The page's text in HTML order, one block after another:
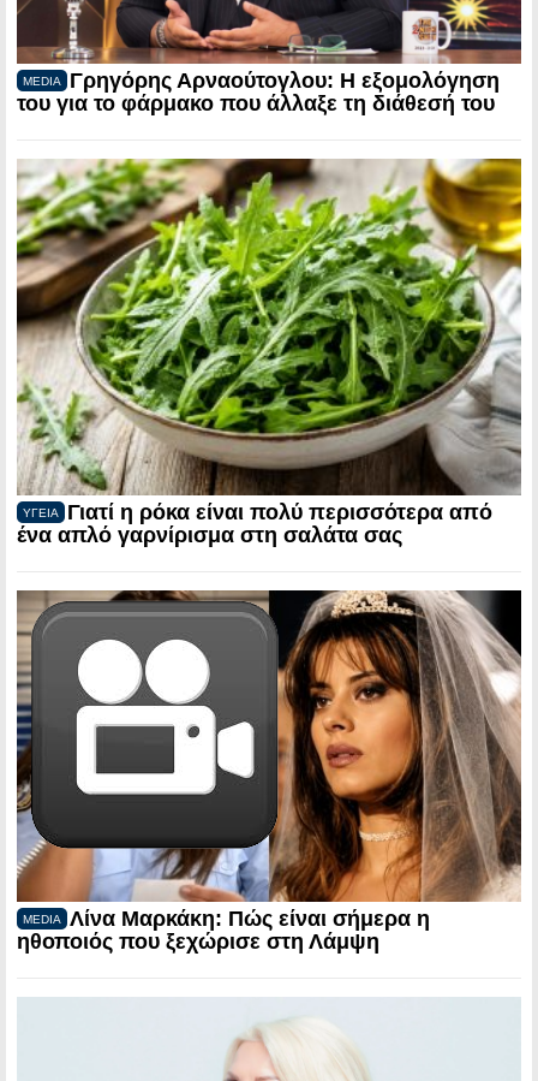
MEDIA
Γρηγόρης Αρναούτογλου: Η εξομολόγηση
του για το φάρμακο που άλλαξε τη διάθεσή του
ΥΓΕΙΑ
Γιατί η ρόκα είναι πολύ περισσότερα από
ένα απλό γαρνίρισμα στη σαλάτα σας
MEDIA
Λίνα Μαρκάκη: Πώς είναι σήμερα η
ηθοποιός που ξεχώρισε στη Λάμψη